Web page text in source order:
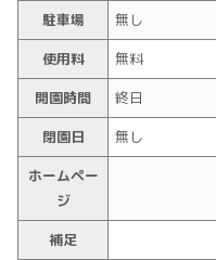
駐車場
無し
使用料
無料
開園時間
終日
閉園日
無し
ホームペー
ジ
補足